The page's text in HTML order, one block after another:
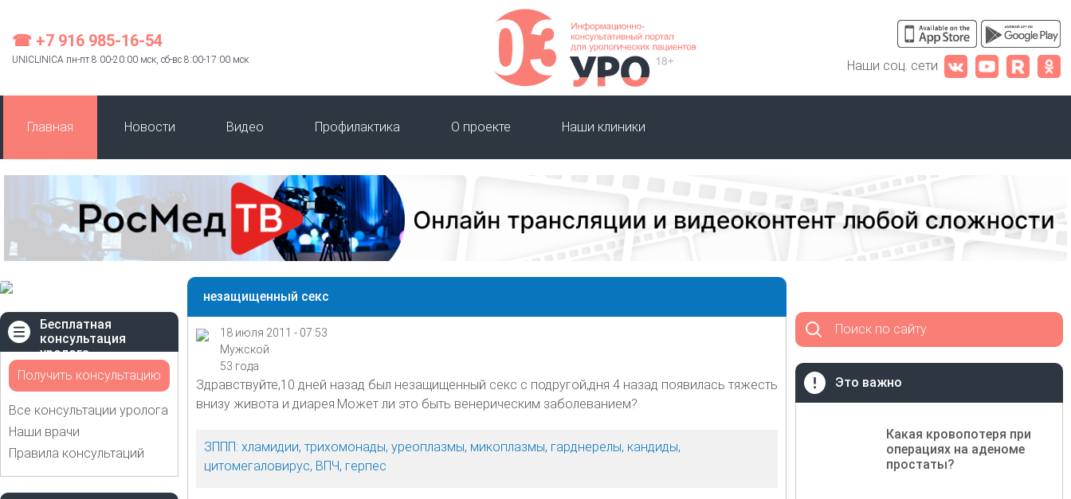
☎ +7 916 985-16-54
UNICLINICA пн-пт 8:00-20:00 мск, сб-вс 8:00-17:00 мск Наши соц. сети
Главная Новости Видео Профилактика О проекте Наши клиники
Бесплатная
консультация
уролога
Получить консультацию
Все консультации уролога
Наши врачи
Правила консультаций
незащищенный секс
18 июля 2011 - 07:53
Мужской
53 года
Здравствуйте,10 дней назад был незащищенный секс с подругой,дня 4 назад появилась тяжесть
внизу живота и диарея.Может ли это быть венерическим заболеванием?
ЗППП: хламидии, трихомонады, уреоплазмы, микоплазмы, гарднерелы, кандиды,
цитомегаловирус, ВПЧ, герпес
Поиск по сайту
Это важно
Какая кровопотеря при
операциях на аденоме
простаты?